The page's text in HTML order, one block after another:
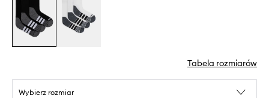
Tabela rozmiarów
Wybierz rozmiar